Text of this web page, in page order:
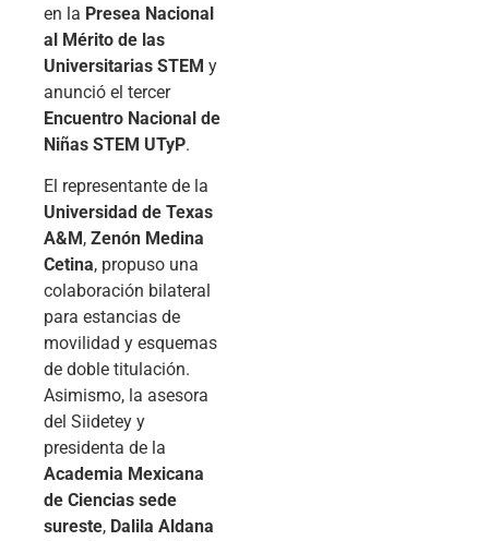
en la Presea Nacional
al Mérito de las
Universitarias STEM y
anunció el tercer
Encuentro Nacional de
Niñas STEM UTyP.
El representante de la
Universidad de Texas
A&M , Zenón Medina
Cetina, propuso una
colaboración bilateral
para estancias de
movilidad y esquemas
de doble titulación.
Asimismo, la asesora
del Siidetey y
presidenta de la
Academia Mexicana
de Ciencias sede
sureste, Dalila Aldana